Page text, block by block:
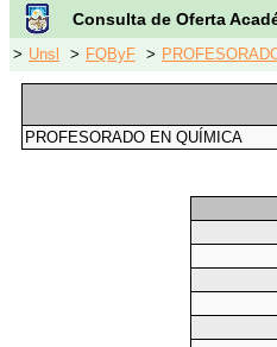
Consulta de Oferta
> Unsl > FQByF >
PROFESORADO EN QUÍMICA